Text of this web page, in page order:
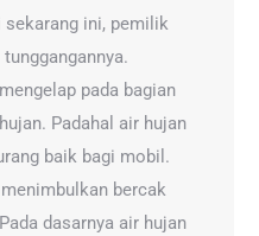
sekarang ini, pemilik
pada bagian
Padahal air hujan
baik bagi mobil.
bercak
dasarnya air hujan